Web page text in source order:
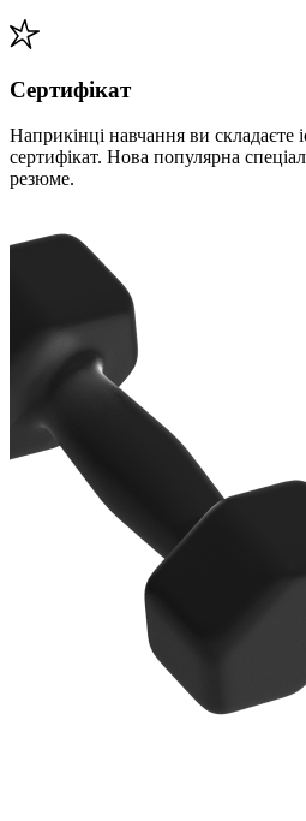
Сертифікат
Наприкінці навчання ви складаєте
сертифікат. Нова популярна
резюме.